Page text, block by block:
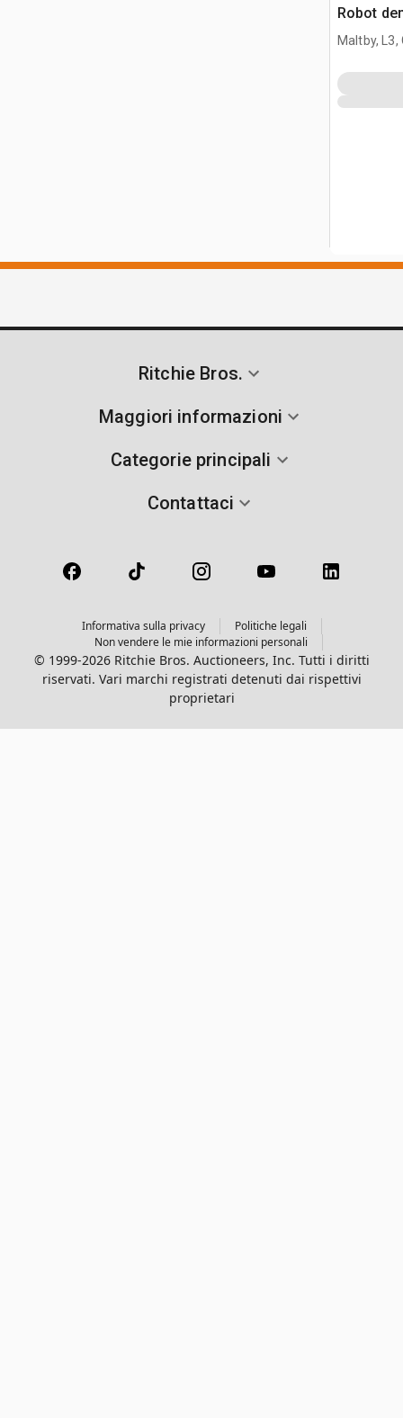
Robot
Maltby, L3,
Ritchie Bros.
Maggiori informazioni
Categorie principali
Contattaci
Informativa sulla privacy
Politiche legali
Non vendere le mie informazioni personali
© 1999-2026 Ritchie Bros. Auctioneers, Inc. Tutti i diritti
riservati. Vari marchi registrati detenuti dai rispettivi
proprietari